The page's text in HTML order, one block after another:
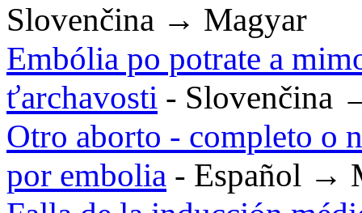
Slovenčina → Magyar
Embólia po potrate a
ťarchavosti - Slovenčina
Otro aborto - completo o
por embolia - Español →